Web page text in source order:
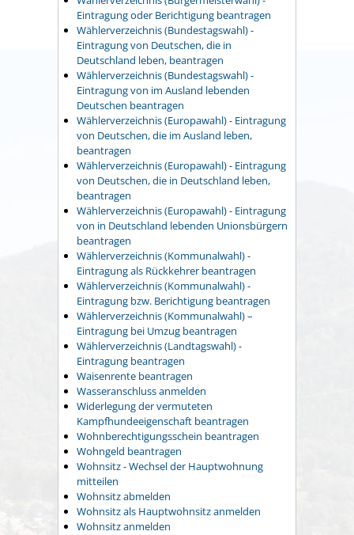
Eintragung oder Berichtigung beantragen
Wählerverzeichnis (Bundestagswahl) -
Eintragung von Deutschen, die in
Deutschland leben, beantragen
Wählerverzeichnis (Bundestagswahl) -
Eintragung von im Ausland lebenden
Deutschen beantragen
Wählerverzeichnis (Europawahl) - Eintragung
von Deutschen, die im Ausland leben,
beantragen
Wählerverzeichnis (Europawahl) - Eintragung
von Deutschen, die in Deutschland leben,
beantragen
Wählerverzeichnis (Europawahl) - Eintragung
von in Deutschland lebenden Unionsbürgern
beantragen
Wählerverzeichnis (Kommunalwahl) -
Eintragung als Rückkehrer beantragen
Wählerverzeichnis (Kommunalwahl) -
Eintragung bzw. Berichtigung beantragen
Wählerverzeichnis (Kommunalwahl) –
Eintragung bei Umzug beantragen
Wählerverzeichnis (Landtagswahl) -
Eintragung beantragen
Waisenrente beantragen
Wasseranschluss anmelden
Widerlegung der vermuteten
Kampfhundeeigenschaft beantragen
Wohnberechtigungsschein beantragen
Wohngeld beantragen
Wohnsitz - Wechsel der Hauptwohnung
mitteilen
Wohnsitz abmelden
Wohnsitz als Hauptwohnsitz anmelden
Wohnsitz anmelden